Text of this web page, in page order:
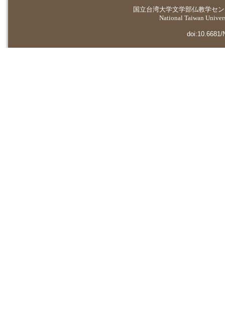
国立台湾大学文学部仏教学セ
National Taiwan
doi:10.6681/